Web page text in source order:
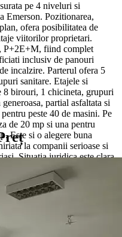
pe 4 niveluri si
Emerson. Pozitionarea,
ofera posibilitatea de
viitorilor proprietari.
P+2E+M, fiind complet
inclusiv de panouri
incalzire. Parterul ofera 5
sanitare. Etajele si
8 birouri, 1 chicineta, grupuri
partial asfaltata si
peste 40 de masini. Pe
de 20 mp si una pentru
Este si o alegere buna
la companii serioase si
Situatia juridica este clara,
aceasta proprietate una
Pentru mai multe detalii
stam cu drag la dispozitie,